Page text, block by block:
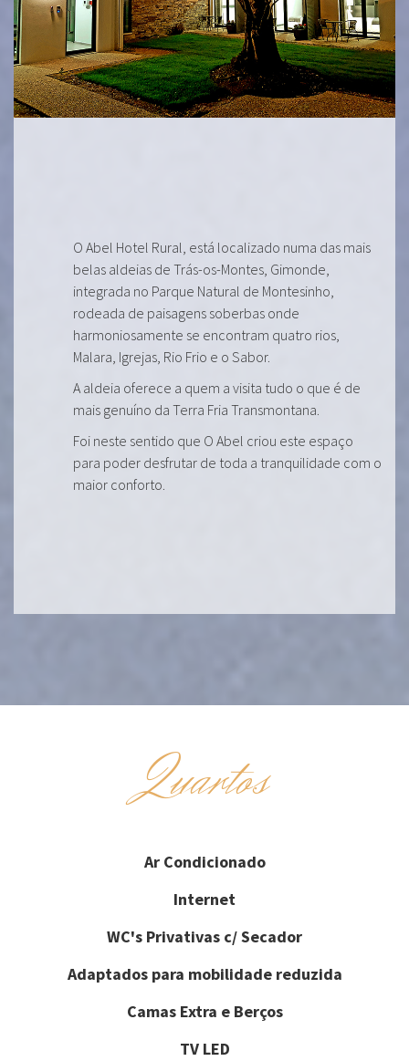
O Abel Hotel Rural, está localizado numa das mais
belas aldeias de Trás-os-Montes, Gimonde,
integrada no Parque Natural de Montesinho,
rodeada de paisagens soberbas onde
harmoniosamente se encontram quatro rios,
Malara, Igrejas, Rio Frio e o Sabor.
A aldeia oferece a quem a visita tudo o que é de
mais genuíno da Terra Fria Transmontana.
Foi neste sentido que O Abel criou este espaço
para poder desfrutar de toda a tranquilidade com o
maior conforto.
Quartos
Ar Condicionado
Internet
WC's Privativas c/ Secador
Adaptados para mobilidade reduzida
Camas Extra e Berços
TV LED